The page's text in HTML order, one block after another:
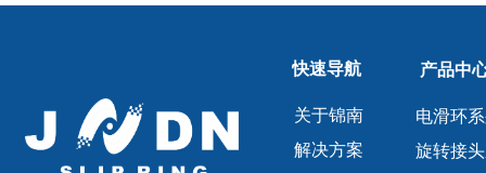
电滑环
旋转接
关于锦南
解决方案
快速导航 产品中